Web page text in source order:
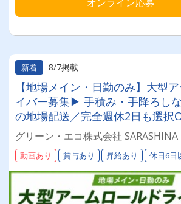
新着 8/7掲載
【地場メイン・日勤のみ】大型
イバー募集▶ 手積み・手降ろし
の地場配送／完全週休2日も選択
われば早上がりOK／賞与年2回＋
続支給
グリーン・エコ株式会社 SARASHINA
動画あり 賞与あり 昇給あり 休日6日